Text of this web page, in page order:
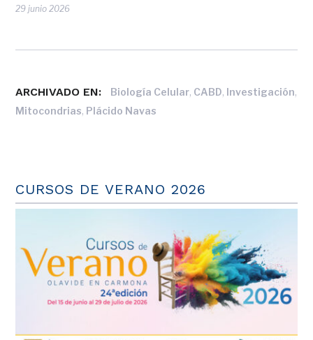
29 junio 2026
ARCHIVADO EN: Biología Celular, CABD, Investigación,
Mitocondrias, Plácido Navas
CURSOS DE VERANO 2026